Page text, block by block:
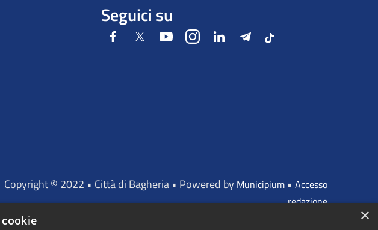
Seguici su
FacebookTwitter YoutubeInstagramLinkedIn Telegram
Tiktok
Copyright © 2022 • Città di Bagheria • Powered by Municipium • Accesso
redazione
×